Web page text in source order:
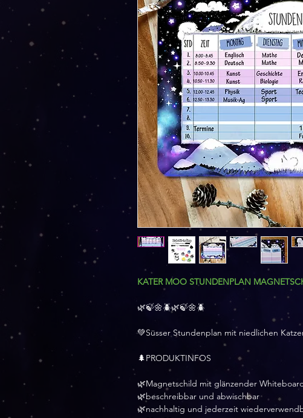
KATER MOO STUNDENPLAN
🌿🍃🌼🪲🌿🍃🌼🪲
💚Süsser Stundenplan mit niedlichen
🌲PRODUKTINFOS
🌿Magnetschild mit glänzender
🌿beschreibbar und abwischbar
🌿nachhaltig und jederzeit